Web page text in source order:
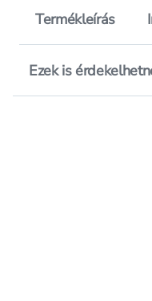
Termékleírás
Ezek is